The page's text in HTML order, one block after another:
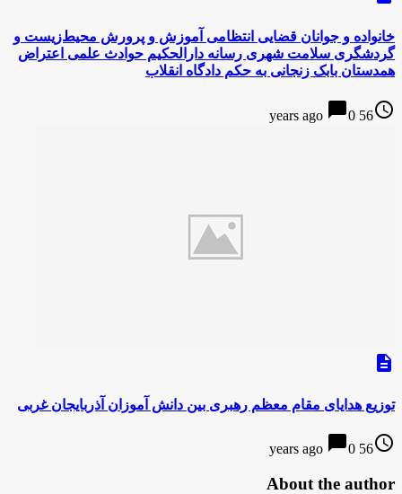
خانواده و جوانان قضایی انتظامی آموزش و پرورش محیط‌زیست و
گردشگری سلامت شهری رسانه دارالحکیم حوادث علمی اعتراض
همدستان بابک زنجانی به حکم دادگاه انقلاب
access_time
56 years ago
chat_bubble0
description
توزیع هدایای مقام معظم رهبری بین دانش آموزان آذربایجان غربی
access_time
56 years ago
chat_bubble0
About the author